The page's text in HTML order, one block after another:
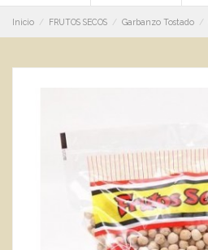
Inicio FRUTOS SECOS Garbanzo Tostado